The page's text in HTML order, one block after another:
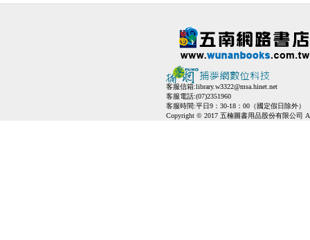
客服信箱:library.w3322@msa.hinet.net
客服電話:(07)2351960
客服時間:平日9：30-18：00（國定假日除外）
Copyright © 2017 五楠圖書用品股份有限公司